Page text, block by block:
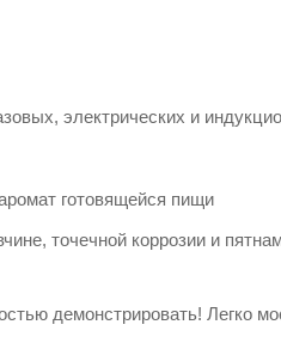
электрических и
готовящейся пищи
точечной коррозии и
демонстрировать! Легко